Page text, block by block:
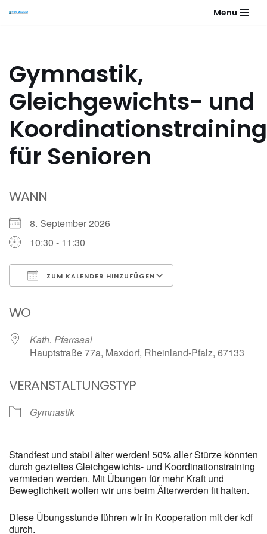
Menu
Gymnastik,
Gleichgewichts- und
Koordinationstraining
für Senioren
WANN
8. September 2026
10:30 - 11:30
ZUM KALENDER HINZUFÜGEN
WO
Kath. Pfarrsaal
Hauptstraße 77a, Maxdorf, Rheinland-Pfalz, 67133
VERANSTALTUNGSTYP
Gymnastik
Standfest und stabil älter werden! 50% aller Stürze könnten
durch gezieltes Gleichgewichts- und Koordinationstraining
vermieden werden. Mit Übungen für mehr Kraft und
Beweglichkeit wollen wir uns beim Älterwerden fit halten.
Diese Übungsstunde führen wir in Kooperation mit der kdf
durch.